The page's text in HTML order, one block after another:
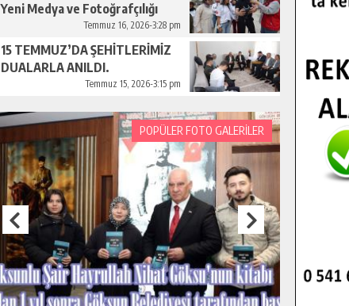
Yeni Medya ve Fotoğrafçılığı
Temmuz 16, 2026-3:28 pm
15 TEMMUZ’DA ŞEHİTLERİMİZ
DUALARLA ANILDI.
Temmuz 15, 2026-3:15 pm
POPÜLER FOTO GALERİLER